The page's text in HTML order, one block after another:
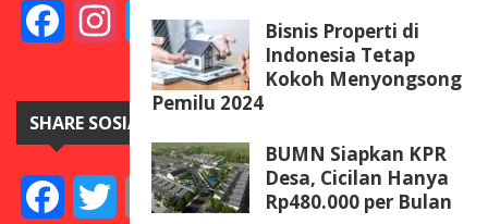
Bisnis Properti di
Indonesia Tetap
Kokoh Menyongsong
Pemilu 2024
BUMN Siapkan KPR
Desa, Cicilan Hanya
Rp480.000 per Bulan
FacebookInstagramTwitterYouTube
SHARE SOSIAL MEDIA
FacebookTwitterEmail Telegram
Line Messenger
Gmail